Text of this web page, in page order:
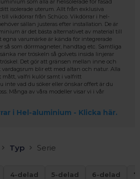
isolerade uterum. Allt från exklusiva
vikdörrar från Schüco. Vikdörrar i hel-
sällan justeras efter installation. De är
är det bästa alternativet av material till
egna varumärke är kända för integrerade
så som dörrmagneter, handtag etc. Samtliga
ner tröskeln så golvets insida linjerar
Det gör att gränsen mellan inne och
blir ett med altan och natur. Alla
mått, valfri kulör samt i valfritt
inte vad du söker eller önskar offert är du
Många av våra modeller visar vi i vår
i Hel-aluminium - Klicka här.
Typ Serie
4-delad 5-delad 6-delad